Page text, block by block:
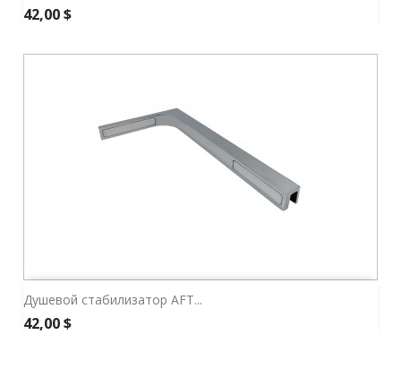
Цена
42,00 $
Душевой стабилизатор AFT...
Цена
42,00 $